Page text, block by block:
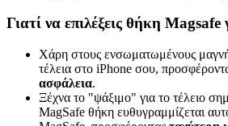
Γιατί να επιλέξεις θήκη
Χάρη στους ενσωματωμένους
τέλεια στο iPhone σου,
ασφάλεια.
Ξέχνα το "ψάξιμο" για το τέλειο
MagSafe θήκη ευθυγραμμίζεται